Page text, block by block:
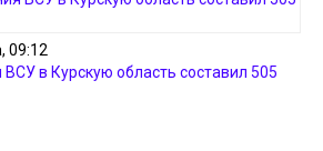
09:12
в Курскую область составил 505